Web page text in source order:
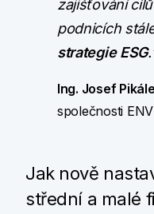
zajišťování
podnicích
strategie ESG
Ing. Josef
společnosti
Jak nově
střední a malé